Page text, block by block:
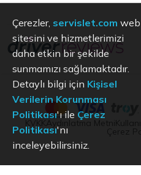
Aydınlatma Metni
Çerez
Çerezler, servislet.com web
sitesini ve hizmetlerimizi
daha etkin bir şekilde
sunmamızı sağlamaktadır.
Detaylı bilgi için Kişisel
Verilerin Korunması
Politikası'ı ile Çerez
Politikası'nı
inceleyebilirsiniz.